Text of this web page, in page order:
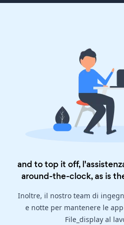
and to top it off,
around-the-clock, as is
Inoltre, il nostro team di
e notte per mantenere le
File_display al